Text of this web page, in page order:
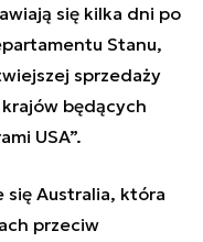
się kilka dni po
Stanu,
sprzedaży
będących
USA”.
się Australia, która
przeciw